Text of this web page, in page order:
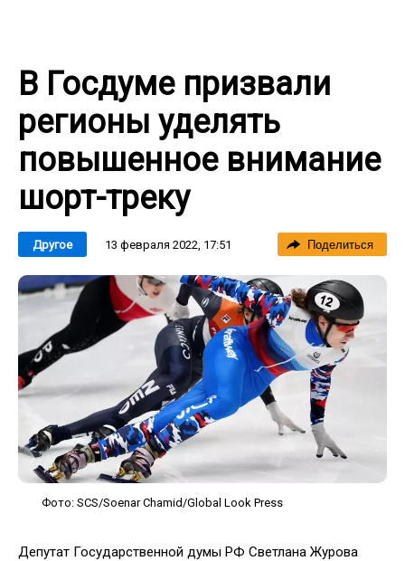
В Госдуме призвали
регионы уделять
повышенное внимание
шорт-треку
Другое 13 февраля 2022, 17:51 Поделиться
Фото: SCS/Soenar Chamid/Global Look Press
Депутат Государственной думы РФ Светлана Журова